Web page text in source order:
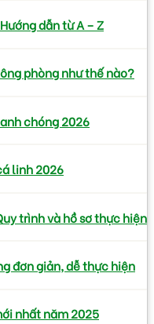
dẫn từ A – Z
phòng như thế nào?
chóng 2026
linh 2026
trình và hồ sơ thực hiện
đơn giản, dễ thực hiện
nhất năm 2025